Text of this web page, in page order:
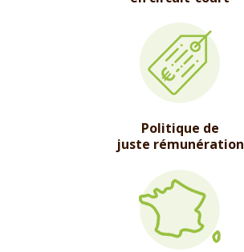
Politique de
juste rémunération